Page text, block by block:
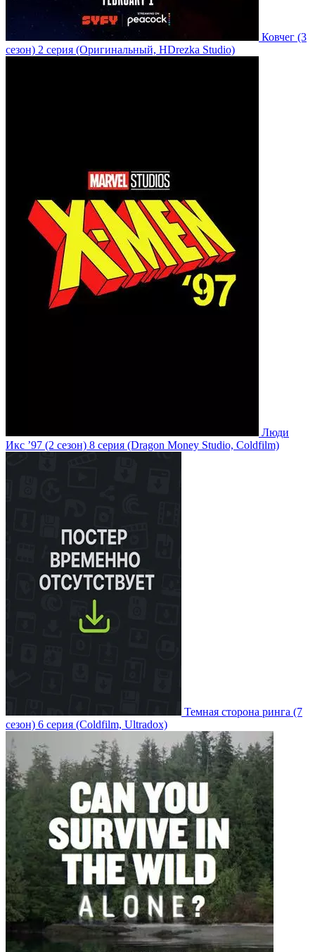
Ковчег (3
сезон) 2 серия (Оригинальный, HDrezka Studio)
Люди
Икс ’97 (2 сезон) 8 серия (Dragon Money Studio, Coldfilm)
Темная сторона ринга (7
сезон) 6 серия (Coldfilm, Ultradox)